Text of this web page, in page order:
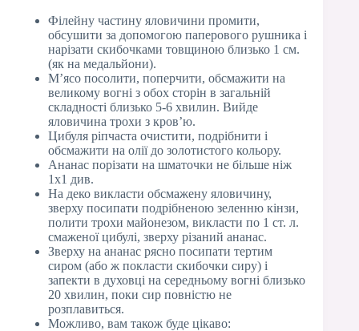
Філейну частину яловичини промити,
обсушити за допомогою паперового рушника і
нарізати скибочками товщиною близько 1 см.
(як на медальйони).
М’ясо посолити, поперчити, обсмажити на
великому вогні з обох сторін в загальній
складності близько 5-6 хвилин. Вийде
яловичина трохи з кров’ю.
Цибуля ріпчаста очистити, подрібнити і
обсмажити на олії до золотистого кольору.
Ананас порізати на шматочки не більше ніж
1х1 див.
На деко викласти обсмажену яловичину,
зверху посипати подрібненою зеленню кінзи,
полити трохи майонезом, викласти по 1 ст. л.
смаженої цибулі, зверху різаний ананас.
Зверху на ананас рясно посипати тертим
сиром (або ж покласти скибочки сиру) і
запекти в духовці на середньому вогні близько
20 хвилин, поки сир повністю не
розплавиться.
Можливо, вам також буде цікаво: